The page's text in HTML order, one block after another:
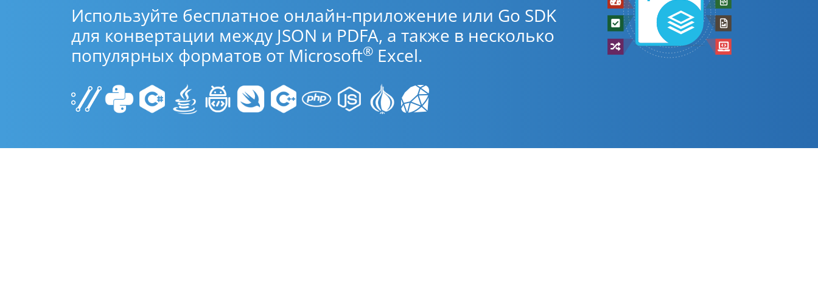
Используйте бесплатное онлайн-приложение или Go SDK
для конвертации между JSON и PDFA, а также в несколько
популярных форматов от Microsoft® Excel.